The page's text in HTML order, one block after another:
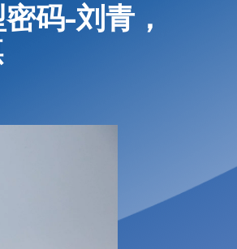
码-刘青，